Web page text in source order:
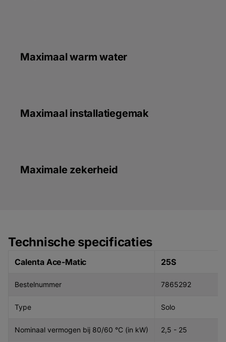
Maximaal warm water
Maximaal installatiegemak
Maximale zekerheid
Technische specificaties
Calenta Ace-Matic 25S
Bestelnummer 7865292
Type Solo
Nominaal vermogen bij 80/60 °C (in kW) 2,5 - 25